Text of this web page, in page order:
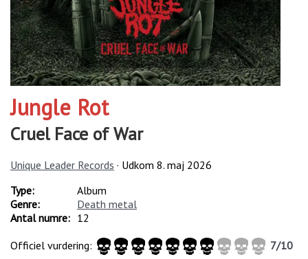
Jungle Rot
Cruel Face of War
Unique Leader Records · Udkom 8. maj 2026
Type:
Album
Genre:
Death metal
Antal numre: 12
Officiel vurdering:
7/10